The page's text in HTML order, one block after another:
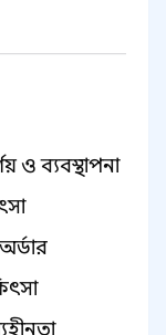
ও ব্যবস্থাপনা